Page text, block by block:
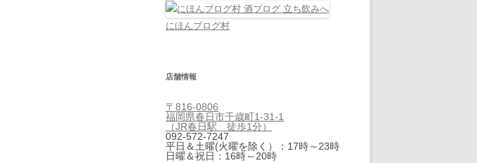
にほんブログ村
店舗情報
〒816-0806
福岡県春日市千歳町1-31-1
（JR春日駅 徒歩1分）
092-572-7247
平日＆土曜(火曜を除く）：17時～23時
日曜＆祝日：16時～20時